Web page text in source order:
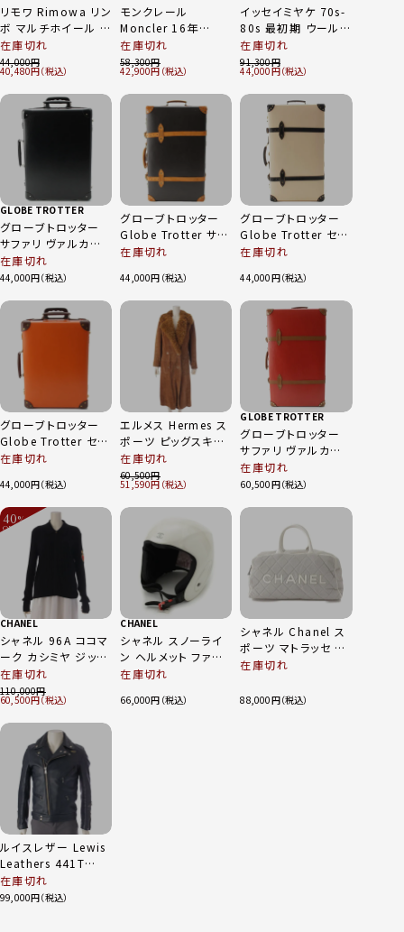
リモワ Rimowa リン
ボ マルチホイール ス
ーツケース キャリー
ケース
8907020060385
ブラック 60L
在庫切れ
44,000
40,480
モンクレール
Moncler 16年
MARGARITA ジップ
アップ ダウン コート
アウター 46377 カ
ーキ 0
在庫切れ
58,300
42,900
イッセイミヤケ 70s-
80s 最初期 ウール
ナイロン イカ 袴 変
形 シャツ パンツセッ
トアップ 平面 襤褸
ネイビー ベージュ 9
在庫切れ
91,300
44,000
GLOBE TROTTER
グローブトロッター
サファリ ヴァルカンフ
ァイバー 18インチ 2
輪 キャリーバッグ ス
在庫切れ
44,000
グローブトロッター
Globe Trotter サフ
ァリ 2輪 キャリーケ
ャリーバッグ ブラウ
ン 30インチ
在庫切れ
44,000
グローブトロッター
Globe Trotter セン
テナリー 2輪 キャリ
ス キャリーバッグ ア
イボリー 30インチ
在庫切れ
44,000
グローブトロッター
Globe Trotter セン
テナリー ヴァルカン
リーケース スーツケ
ース オレンジ
在庫切れ
44,000
エルメス Hermes ス
ポーツ ピッグスキン
スエードレザー ヴィ
ンテージ ファーコー
ト ブラウン
在庫切れ
60,500
51,590
GLOBE TROTTER
グローブトロッター
サファリ ヴァルカンフ
ァイバー 33インチ
キャリーバッグ スー
GTCNTRT33ED レ
在庫切れ
60,500
40%
OFF
CHANEL
シャネル 96A ココマ
ーク カシミヤ ジップ
ニット 長袖 トップス
P08834 ブラック 44
在庫切れ
110,000
60,500
CHANEL
シャネル スノーライ
ン ヘルメット ファッ
在庫切れ
66,000
シャネル Chanel ス
ポーツ マトラッセ ロ
ゴ キャンバス ミニ ボ
在庫切れ
88,000
ルイスレザー Lewis
Leathers 441T
CYCLONE サイクロ
ン カウハイド ダブル
在庫切れ
99,000